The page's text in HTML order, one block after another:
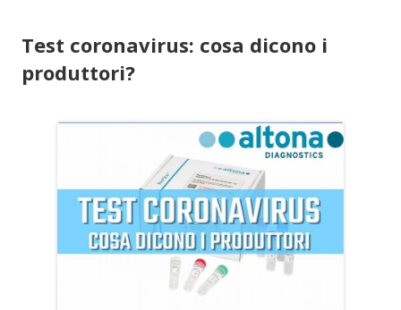
Test coronavirus: cosa dicono i
produttori?